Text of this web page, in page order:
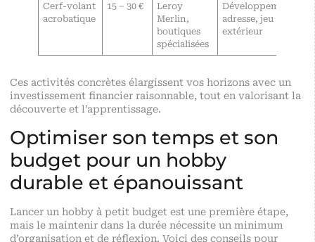
Cerf-volant
acrobatique
15 – 30 €
Leroy
Merlin,
boutiques
spécialisées
Développement
adresse, jeu
extérieur
Ces activités concrètes élargissent vos horizons avec un
investissement financier raisonnable, tout en valorisant la
découverte et l’apprentissage.
Optimiser son temps et son
budget pour un hobby
durable et épanouissant
Lancer un hobby à petit budget est une première étape,
mais le maintenir dans la durée nécessite un minimum
d’organisation et de réflexion. Voici des conseils pour